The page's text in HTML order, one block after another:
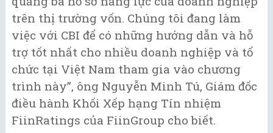
trên thị trường vốn. Chúng tôi đang làm
việc với CBI để có những hướng dẫn và hỗ
trợ tốt nhất cho nhiều doanh nghiệp và tổ
chức tại Việt Nam tham gia vào chương
trình này”, ông Nguyễn Minh Tú, Giám đốc
điều hành Khối Xếp hạng Tín nhiệm
FiinRatings của FiinGroup cho biết.